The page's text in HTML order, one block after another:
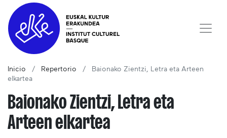
Inicio Repertorio
Baionako Zientzi, Letra eta Arteen
elkartea
Baionako Zientzi, Letra eta
Arteen elkartea